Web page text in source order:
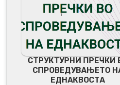
СТРУКТУРНИ ПРЕЧКИ
СПРОВЕДУВАЊЕТО
ЕДНАКВОСТА